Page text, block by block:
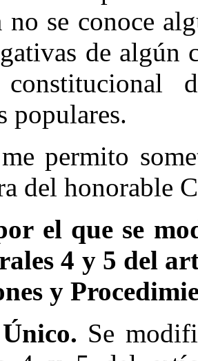
no se conoce
de algún
populares.
permito
del honorable
el que se
4 y 5 del
y
Se